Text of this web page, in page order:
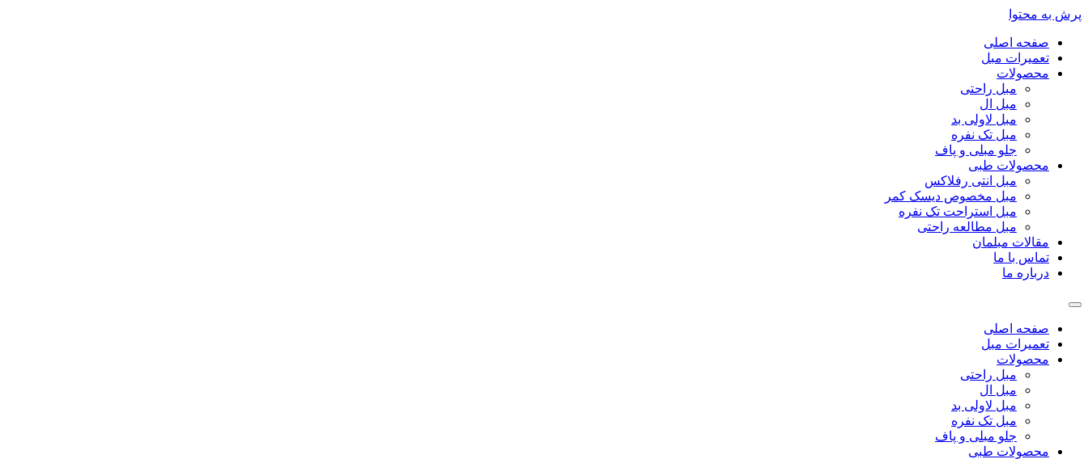
پرش به محتوا
صفحه اصلی
تعمیرات مبل
محصولات
مبل راحتی
مبل ال
مبل لاولی بد
مبل تک نفره
جلو مبلی و پاف
محصولات طبی
مبل انتی رفلاکس
مبل مخصوص دیسک کمر
مبل استراحت تک نفره
مبل مطالعه راحتی
مقالات مبلمان
تماس با ما
درباره ما
صفحه اصلی
تعمیرات مبل
محصولات
مبل راحتی
مبل ال
مبل لاولی بد
مبل تک نفره
جلو مبلی و پاف
محصولات طبی